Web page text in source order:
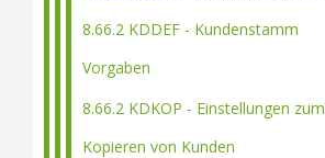
8.66.2 KDDEF - Kundenstamm
Vorgaben
8.66.2 KDKOP - Einstellungen zum
Kopieren von Kunden